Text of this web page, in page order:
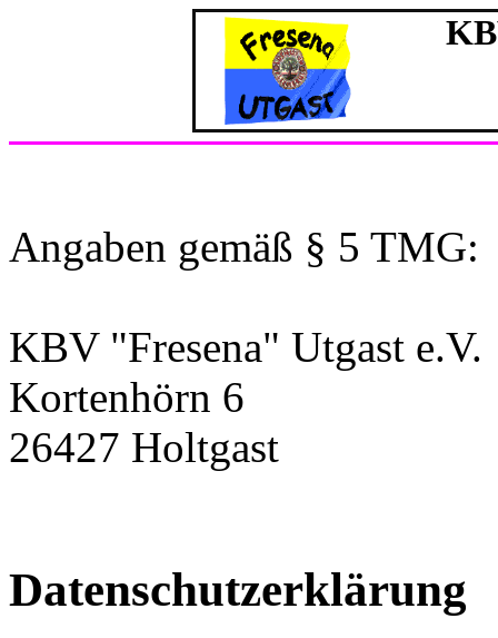
Angaben gemäß § 5 TMG:
KBV "Fresena" Utgast e.V.
Kortenhörn 6
26427 Holtgast
Datenschutzerklärung